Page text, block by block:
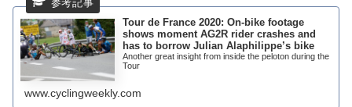
Tour de France 2020: On-bike footage
shows moment AG2R rider crashes and
has to borrow Julian Alaphilippe’s bike
Another great insight from inside the peloton during the
Tour
www.cyclingweekly.com